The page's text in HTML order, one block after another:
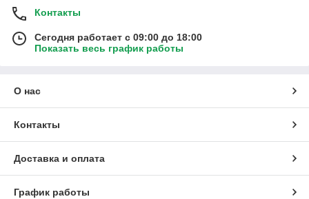
Контакты
Сегодня работает с 09:00 до 18:00
Показать весь график работы
О нас
Контакты
Доставка и оплата
График работы